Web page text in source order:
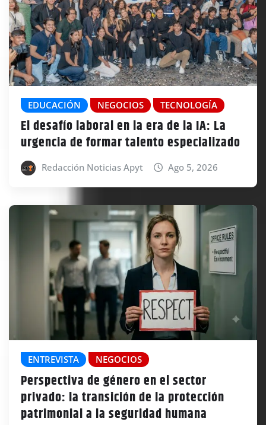
EDUCACIÓN NEGOCIOS TECNOLOGÍA
El desafío laboral en la era de la IA: La
urgencia de formar talento especializado
Redacción Noticias Apyt Ago 5, 2026
ENTREVISTA NEGOCIOS
Perspectiva de género en el sector
privado: la transición de la protección
patrimonial a la seguridad humana